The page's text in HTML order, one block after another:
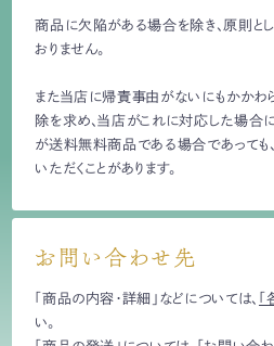
商品に欠陥がある場合を除き、原則と
おりません。
また当店に帰責事由がないにもかかわ
除を求め、当店がこれに対応した場合
が送料無料商品である場合であって
いただくことがあります。
お問い合わせ先
「商品の内容・詳細」などについては、
い。